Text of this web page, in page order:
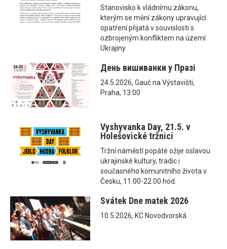
Stanovisko k vládnímu zákonu,
kterým se mění zákony upravující
opatření přijatá v souvislosti s
ozbrojeným konfliktem na území
Ukrajiny
День вишиванки у Празі
24.5.2026, Gauč na Výstavišti,
Praha, 13:00
Vyshyvanka Day, 21.5. v
Holešovické tržnici
Tržní náměstí popáté ožije oslavou
ukrajinské kultury, tradic i
současného komunitního života v
Česku, 11.00-22.00 hod.
Svátek Dne matek 2026
10.5.2026, KC Novodvorská